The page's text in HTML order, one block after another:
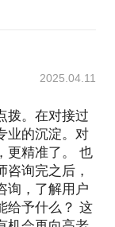
、《北欧商业
小而美品牌研
型空间的100
多次，睡过机
2025.04.11
拨。在对接过
业的沉淀。对
更精准了。 也
询完之后，
询，了解用户
给予什么？ 这